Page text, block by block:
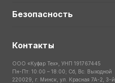
Безопасность
Контакты
ООО «Куфар Тех», УНП 191767445
Пн-Пт: 10:00 – 18:00; Сб, Вс: Выходной
220029, г. Минск, ул. Красная 7А-2, 3-й